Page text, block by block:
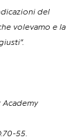
del
volevamo e la
Academy
55.